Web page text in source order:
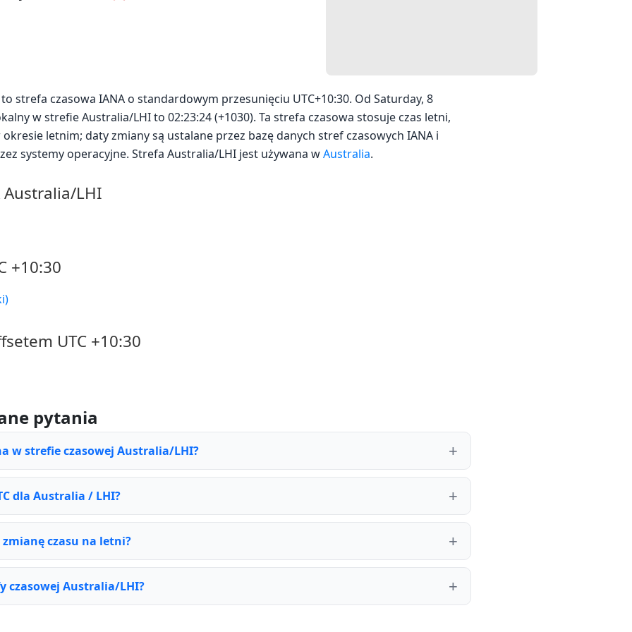
strefa czasowa IANA o standardowym przesunięciu UTC+10:30. Od Saturday, 8
w strefie Australia/LHI to 02:23:24 (+1030). Ta strefa czasowa stosuje czas letni,
okresie letnim; daty zmiany są ustalane przez bazę danych stref czasowych IANA i
systemy operacyjne. Strefa Australia/LHI jest używana wAustralia.
LHI
+10:30
UTC +10:30
pytania
w strefie czasowej Australia/LHI?
dla Australia / LHI?
czasu na letni?
czasowej Australia/LHI?